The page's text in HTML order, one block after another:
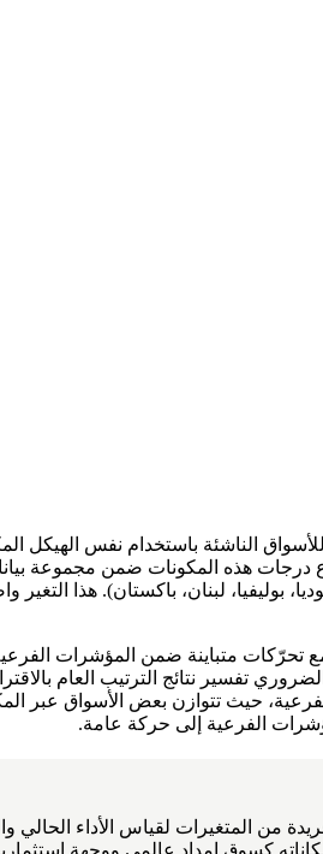
بوليفيا، لبنان، باكستان). هذا
عدّة تغييرات تتقاطع مع تحرّكات متباينة
تفسير نتائج الترتيب العام
حيث تتوازن بعض الأسواق عبر
الفرعية إلى حركة عامة.